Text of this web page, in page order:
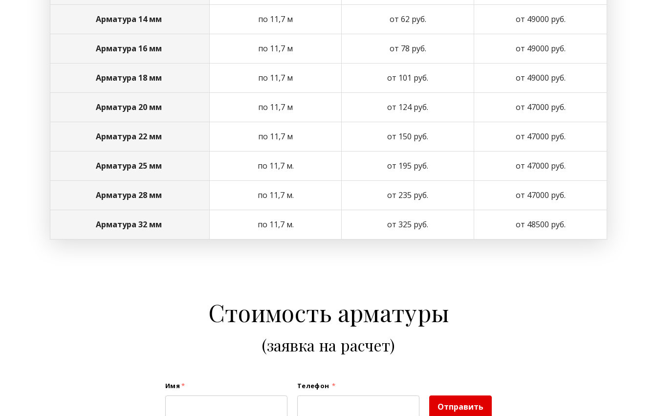
Арматура 14 мм по 11,7 м от 62 руб. от 49000 руб.
Арматура 16 мм по 11,7 м от 78 руб. от 49000 руб.
Арматура 18 мм по 11,7 м от 101 руб. от 49000 руб.
Арматура 20 мм по 11,7 м от 124 руб. от 47000 руб.
Арматура 22 мм по 11,7 м от 150 руб. от 47000 руб.
Арматура 25 мм по 11,7 м. от 195 руб. от 47000 руб.
Арматура 28 мм по 11,7 м. от 235 руб. от 47000 руб.
Арматура 32 мм по 11,7 м. от 325 руб. от 48500 руб.
Стоимость арматуры
(заявка на расчет)
Имя * Телефон *
Отправить